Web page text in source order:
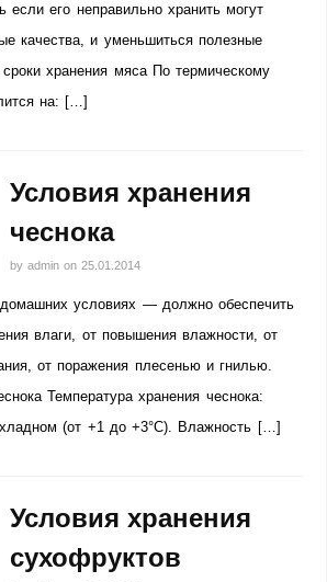
если его неправильно хранить могут
качества, и уменьшиться полезные
хранения мяса По термическому
на: […]
Условия хранения
чеснока
by admin on 25.01.2014
условиях — должно обеспечить
влаги, от повышения влажности, от
от поражения плесенью и гнилью.
Температура хранения чеснока:
(от +1 до +3°С). Влажность […]
Условия хранения
сухофруктов